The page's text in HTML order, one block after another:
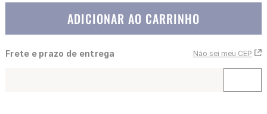
ADICIONAR AO CARRINHO
Frete e prazo de entrega Não sei meu CEP